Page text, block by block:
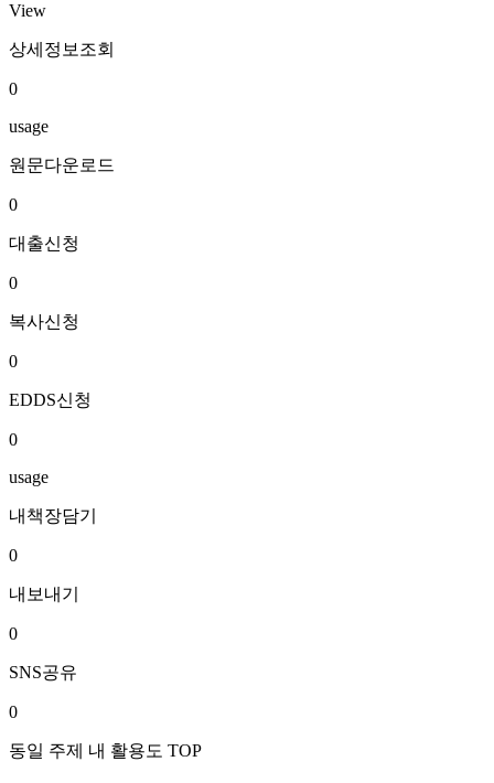
View
상세정보조회
0
usage
원문다운로드
0
대출신청
0
복사신청
0
EDDS신청
0
usage
내책장담기
0
내보내기
0
SNS공유
0
동일 주제 내 활용도 TOP